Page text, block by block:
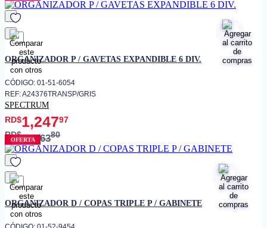
favorito
ORGANIZADOR P / GAVETAS EXPANDIBLE 6 DIV.
CÓDIGO: 01-51-6054
REF: A24376TRANSP/GRIS
SPECTRUM
RD$1,24797
RD$1,46380
OFERTA
favorito
ORGANIZADOR D / COPAS TRIPLE P / GABINETE